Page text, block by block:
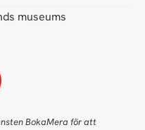
museums
BokaMera för att